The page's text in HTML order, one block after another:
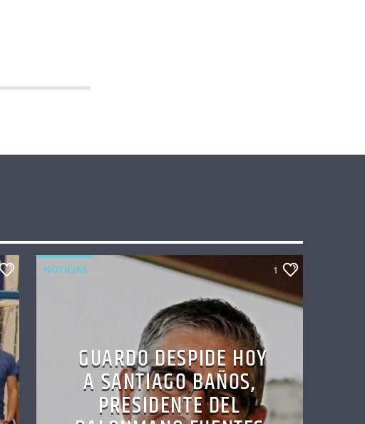
NOTICIAS 1
GUARDO DESPIDE HOY
A SANTIAGO BAÑOS,
PRESIDENTE DEL